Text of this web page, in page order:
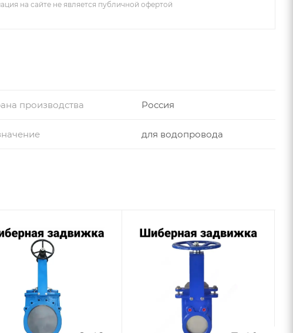
на сайте не является публичной офертой
производства Россия
для водопровода